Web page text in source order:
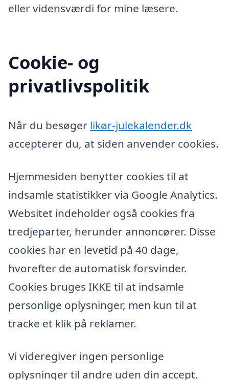
eller vidensværdi for mine læsere.
Cookie- og
privatlivspolitik
Når du besøger likør-julekalender.dk
accepterer du, at siden anvender cookies.
Hjemmesiden benytter cookies til at
indsamle statistikker via Google Analytics.
Websitet indeholder også cookies fra
tredjeparter, herunder annoncører. Disse
cookies har en levetid på 40 dage,
hvorefter de automatisk forsvinder.
Cookies bruges IKKE til at indsamle
personlige oplysninger, men kun til at
tracke et klik på reklamer.
Vi videregiver ingen personlige
oplysninger til andre uden din accept.